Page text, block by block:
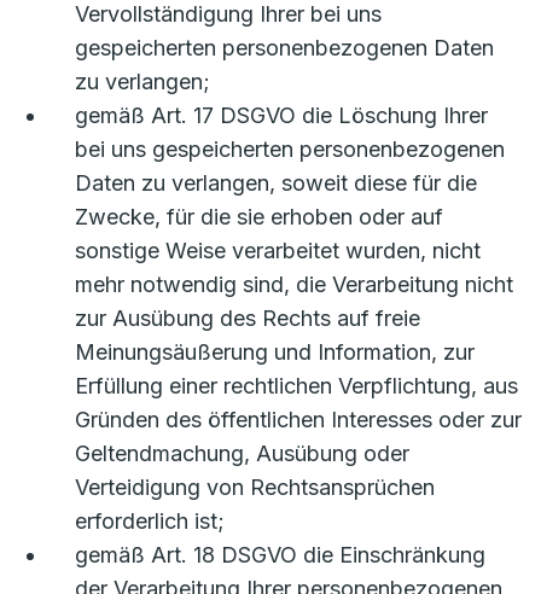
Vervollständigung Ihrer bei uns
gespeicherten personenbezogenen Daten
zu verlangen;
gemäß Art. 17 DSGVO die Löschung Ihrer
bei uns gespeicherten personenbezogenen
Daten zu verlangen, soweit diese für die
Zwecke, für die sie erhoben oder auf
sonstige Weise verarbeitet wurden, nicht
mehr notwendig sind, die Verarbeitung nicht
zur Ausübung des Rechts auf freie
Meinungsäußerung und Information, zur
Erfüllung einer rechtlichen Verpflichtung, aus
Gründen des öffentlichen Interesses oder zur
Geltendmachung, Ausübung oder
Verteidigung von Rechtsansprüchen
erforderlich ist;
gemäß Art. 18 DSGVO die Einschränkung
der Verarbeitung Ihrer personenbezogenen